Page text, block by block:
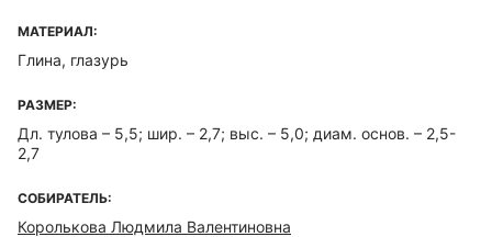
МАТЕРИАЛ:
Глина, глазурь
РАЗМЕР:
Дл. тулова – 5,5; шир. – 2,7; выс. – 5,0; диам. основ. – 2,5-
2,7
СОБИРАТЕЛЬ:
Королькова Людмила Валентиновна